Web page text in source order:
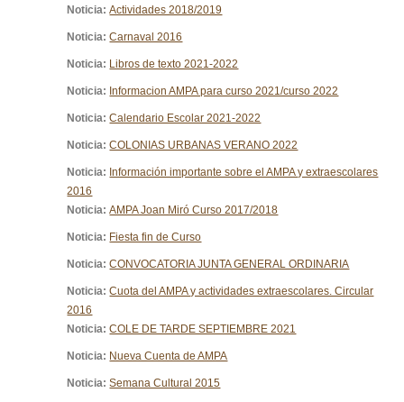
Noticia:Actividades 2018/2019
Noticia:Carnaval 2016
Noticia: Libros de texto 2021-2022
Noticia: Informacion AMPA para curso 2021/curso 2022
Noticia:Calendario Escolar 2021-2022
Noticia:COLONIAS URBANAS VERANO 2022
Noticia: Información importante sobre el AMPA y extraescolares
2016
Noticia:AMPA Joan Miró Curso 2017/2018
Noticia: Fiesta fin de Curso
Noticia:CONVOCATORIA JUNTA GENERAL ORDINARIA
Noticia:Cuota del AMPA y actividades extraescolares. Circular
2016
Noticia:COLE DE TARDE SEPTIEMBRE 2021
Noticia: Nueva Cuenta de AMPA
Noticia:Semana Cultural 2015